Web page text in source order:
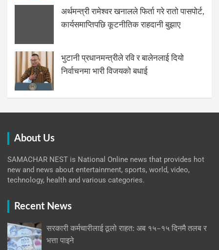
अर्थमन्त्री रामेश्वर खनालले फिर्ता गरे रातो पासपोर्ट,
कार्यसमाप्तिपछि कूटनीतिक राहदानी बुझाए
भुटानी प्रधानमन्त्रीले रवि र बालेनलाई दियो
निर्वाचनमा भारी विजयको बधाई
About Us
SAMACHAR NEST is National Online news that provides hot
new and news about entertainment, sports, world, video,
technology, health and various categories.
Recent News
सरकारी कर्मचारीलाई ठूलो राहत: अब १५–१५ दिनमै तलब र
भत्ता पाइने